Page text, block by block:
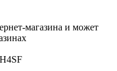
магазина и может